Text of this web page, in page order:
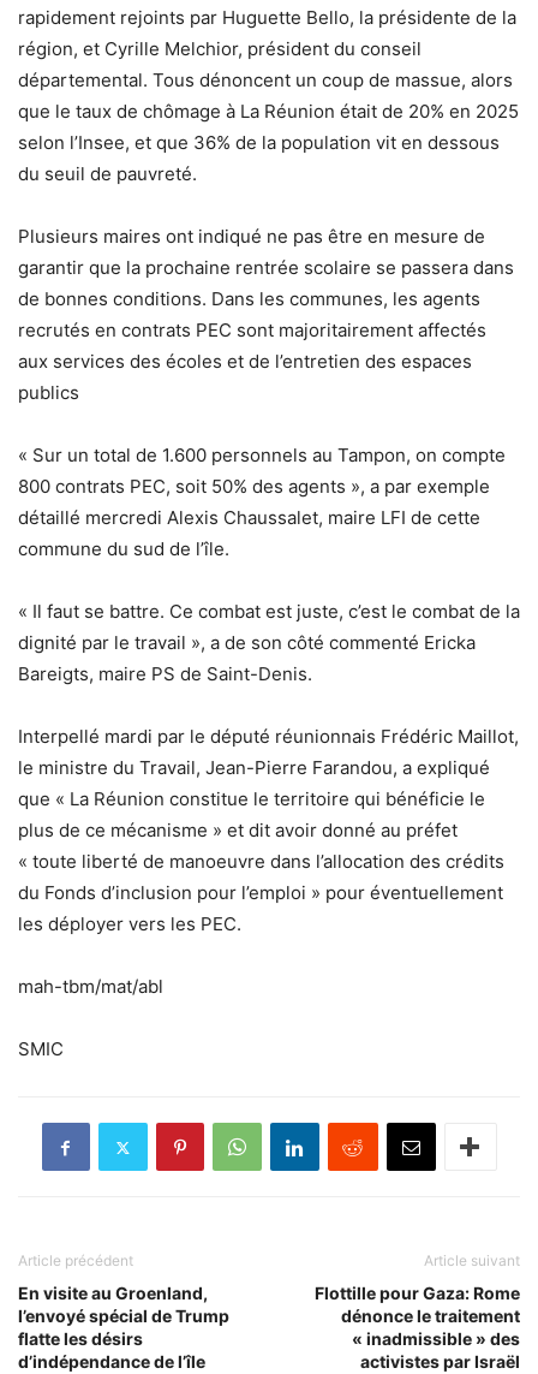
rapidement rejoints par Huguette Bello, la présidente de la
région, et Cyrille Melchior, président du conseil
départemental. Tous dénoncent un coup de massue, alors
que le taux de chômage à La Réunion était de 20% en 2025
selon l’Insee, et que 36% de la population vit en dessous
du seuil de pauvreté.
Plusieurs maires ont indiqué ne pas être en mesure de
garantir que la prochaine rentrée scolaire se passera dans
de bonnes conditions. Dans les communes, les agents
recrutés en contrats PEC sont majoritairement affectés
aux services des écoles et de l’entretien des espaces
publics
« Sur un total de 1.600 personnels au Tampon, on compte
800 contrats PEC, soit 50% des agents », a par exemple
détaillé mercredi Alexis Chaussalet, maire LFI de cette
commune du sud de l’île.
« Il faut se battre. Ce combat est juste, c’est le combat de la
dignité par le travail », a de son côté commenté Ericka
Bareigts, maire PS de Saint-Denis.
Interpellé mardi par le député réunionnais Frédéric Maillot,
le ministre du Travail, Jean-Pierre Farandou, a expliqué
que « La Réunion constitue le territoire qui bénéficie le
plus de ce mécanisme » et dit avoir donné au préfet
« toute liberté de manoeuvre dans l’allocation des crédits
du Fonds d’inclusion pour l’emploi » pour éventuellement
les déployer vers les PEC.
mah-tbm/mat/abl
SMIC
Article précédent
En visite au Groenland,
l’envoyé spécial de Trump
flatte les désirs
d’indépendance de l’île
Article suivant
Flottille pour Gaza: Rome
dénonce le traitement
« inadmissible » des
activistes par Israël